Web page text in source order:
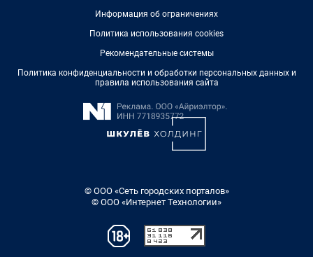
Информация об ограничениях
Политика использования cookies
Рекомендательные системы
Политика конфиденциальности и обработки персональных данных и
правила использования сайта
© ООО «Сеть городских порталов»
© ООО «Интернет Технологии»